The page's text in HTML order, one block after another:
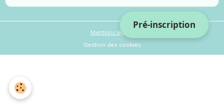
Pré-inscription
Mentions légales
Gestion des cookies